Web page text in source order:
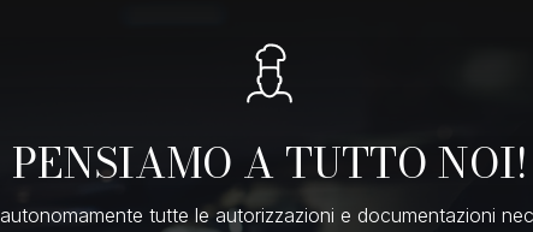
PENSIAMO A TUTTO NOI!
tutte le autorizzazioni e documentazioni